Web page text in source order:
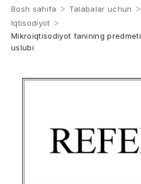
Bosh sahifa > Talabalar uchun >
Iqtisodiyot >
Mikroiqtisodiyot fanining
uslubi